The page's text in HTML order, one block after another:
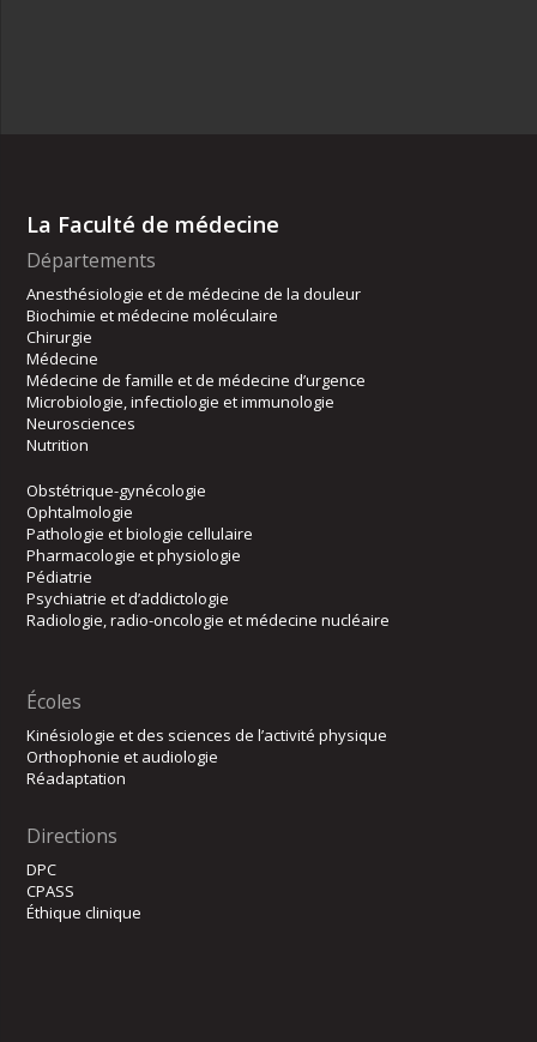
La Faculté de médecine
Départements
Anesthésiologie et de médecine de la douleur
Biochimie et médecine moléculaire
Chirurgie
Médecine
Médecine de famille et de médecine d’urgence
Microbiologie, infectiologie et immunologie
Neurosciences
Nutrition
Obstétrique-gynécologie
Ophtalmologie
Pathologie et biologie cellulaire
Pharmacologie et physiologie
Pédiatrie
Psychiatrie et d’addictologie
Radiologie, radio-oncologie et médecine nucléaire
Écoles
Kinésiologie et des sciences de l’activité physique
Orthophonie et audiologie
Réadaptation
Directions
DPC
CPASS
Éthique clinique